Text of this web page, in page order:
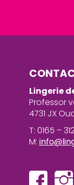
Lingerie
Professor
4731 JX
T: 0165 –
M: